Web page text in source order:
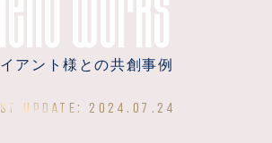
アント様との共創事例
UPDATE: 2024.07.24